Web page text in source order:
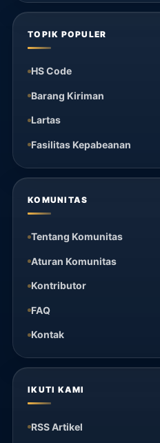
TOPIK POPULER
HS Code
Barang Kiriman
Lartas
Fasilitas Kepabeanan
KOMUNITAS
Tentang Komunitas
Aturan Komunitas
Kontributor
FAQ
Kontak
IKUTI KAMI
RSS Artikel